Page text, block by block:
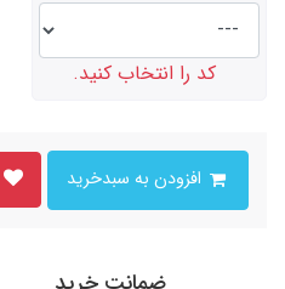
کد را انتخاب کنید.